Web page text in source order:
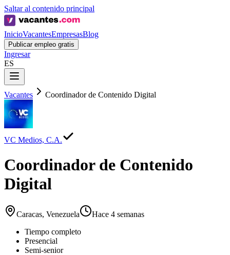
Saltar al contenido principal
InicioVacantesEmpresasBlog
Publicar empleo gratis
Ingresar
ES
Vacantes Coordinador de Contenido Digital
VC Medios, C.A.
Coordinador de Contenido
Digital
Caracas, Venezuela
Hace 4 semanas
Tiempo completo
Presencial
Semi-senior